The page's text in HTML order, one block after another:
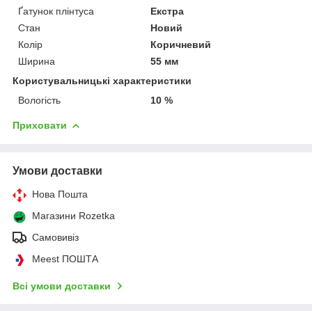
Ґатунок плінтуса
Екстра
Стан
Новий
Колір
Коричневий
Ширина
55 мм
Користувальницькі характеристики
Вологість
10 %
Приховати
Умови доставки
Нова Пошта
Магазини Rozetka
Самовивіз
Meest ПОШТА
Всі умови доставки